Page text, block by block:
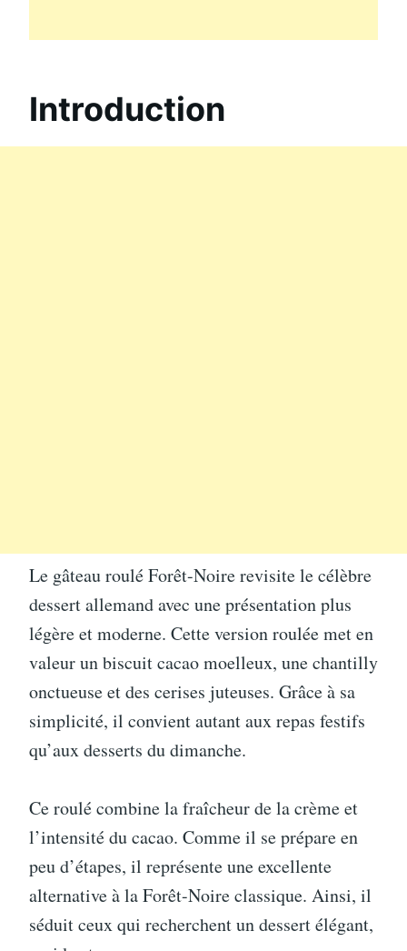
Introduction
Le gâteau roulé Forêt-Noire revisite le célèbre
dessert allemand avec une présentation plus
légère et moderne. Cette version roulée met en
valeur un biscuit cacao moelleux, une chantilly
onctueuse et des cerises juteuses. Grâce à sa
simplicité, il convient autant aux repas festifs
qu’aux desserts du dimanche.
Ce roulé combine la fraîcheur de la crème et
l’intensité du cacao. Comme il se prépare en
peu d’étapes, il représente une excellente
alternative à la Forêt-Noire classique. Ainsi, il
séduit ceux qui recherchent un dessert élégant,